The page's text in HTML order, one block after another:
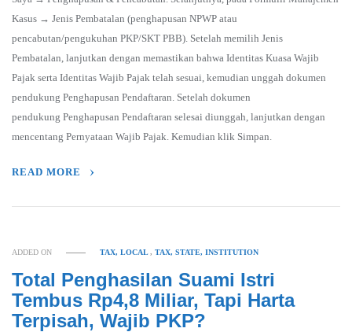
Kasus → Jenis Pembatalan (penghapusan NPWP atau
pencabutan/pengukuhan PKP/SKT PBB). Setelah memilih Jenis
Pembatalan, lanjutkan dengan memastikan bahwa Identitas Kuasa Wajib
Pajak serta Identitas Wajib Pajak telah sesuai, kemudian unggah dokumen
pendukung Penghapusan Pendaftaran. Setelah dokumen
pendukung Penghapusan Pendaftaran selesai diunggah, lanjutkan dengan
mencentang Pernyataan Wajib Pajak. Kemudian klik Simpan.
READ MORE
ADDED ON TAX, LOCAL,TAX, STATE, INSTITUTION
Total Penghasilan Suami Istri
Tembus Rp4,8 Miliar, Tapi Harta
Terpisah, Wajib PKP?